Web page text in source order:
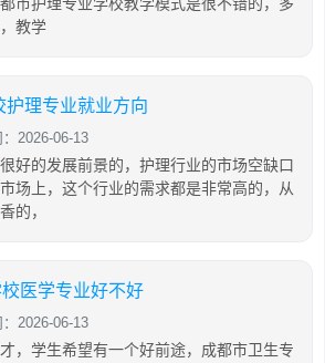
教学
护理专业就业方向
2026-06-13
好的发展前景的，护理行业的市场空缺口
场上，这个行业的需求都是非常高的，从
的，
医学专业好不好
2026-06-13
，学生希望有一个好前途，成都市卫生专